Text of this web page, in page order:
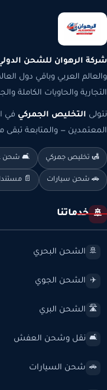
شركة الرهوان للشحن
والعالم العربي وباقي دول
التجارية والحاويات الكاملة
نتولى التخليص الجمركي في
المعتمدين — والمتابعة تبقى
🛃 تخليص جمركي 🛋️ شحن
🚗 شحن سيارات 📄
🚢 خدماتنا
🚢 الشحن البحري
✈️ الشحن الجوي
🛣️ الشحن البري
🛋️ نقل وشحن العفش
🚗 شحن السيارات